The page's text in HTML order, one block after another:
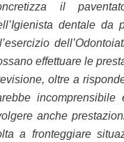
il
dentale da
effettuare le
oltre a
anche
a fronteggiare